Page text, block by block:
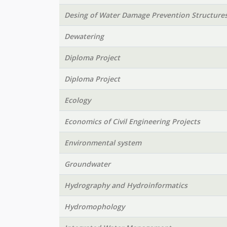
Desing of Water Damage Prevention
Dewatering
Diploma Project
Diploma Project
Ecology
Economics of Civil Engineering Projects
Environmental system
Groundwater
Hydrography and Hydroinformatics
Hydromophology